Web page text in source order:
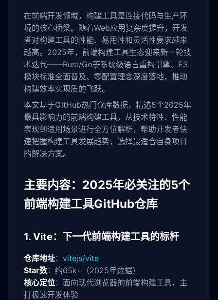
在前端开发领域，构建工具是连接代码与生产环
境的核心桥梁。随着Web应用复杂度提升，开发
者对构建工具的性能、易用性和灵活性要求越来
越高。2025年，前端构建工具生态迎来新一轮技
术迭代——Rust/Go等系统级语言重构引擎、ES
模块标准全面普及、零配置理念深度落地，推动
构建效率实现质的飞跃。
本文基于GitHub热门仓库数据，精选5个2025年
最具影响力的前端构建工具，从技术特性、性能
表现到适用场景进行全方位解析，帮助开发者快
速把握构建工具发展趋势，选择最适合自身项目
的解决方案。
主要内容：2025年必关注的5个
前端构建工具GitHub仓库
1. Vite：下一代前端构建工具的标杆
仓库地址： vitejs/vite
Star数：约65k+（2025年数据）
核心定位：面向现代浏览器的前端构建工具，主
打极速开发体验